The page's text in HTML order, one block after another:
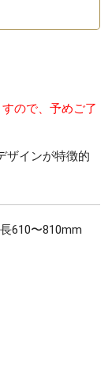
ので、予めご了
ザインが特徴的
610〜810mm